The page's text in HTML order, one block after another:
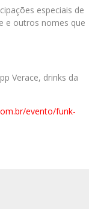
especiais de
e outros nomes que
Verace, drinks da
evento/funk-